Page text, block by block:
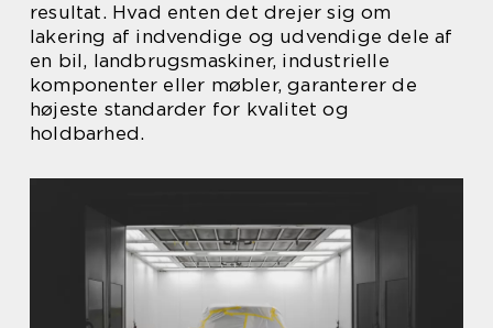
resultat. Hvad enten det drejer sig om
lakering af indvendige og udvendige dele af
en bil, landbrugsmaskiner, industrielle
komponenter eller møbler, garanterer de
højeste standarder for kvalitet og
holdbarhed.